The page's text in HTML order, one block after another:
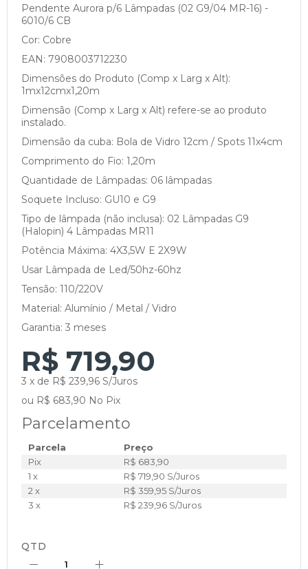
Pendente Aurora p/6 Lâmpadas (02 G9/04 MR-16) -
6010/6 CB
Cor: Cobre
EAN: 7908003712230
Dimensões do Produto (Comp x Larg x Alt):
1mx12cmx1,20m
Dimensão (Comp x Larg x Alt) refere-se ao produto
instalado.
Dimensão da cuba: Bola de Vidro 12cm / Spots 11x4cm
Comprimento do Fio: 1,20m
Quantidade de Lâmpadas: 06 lâmpadas
Soquete Incluso: GU10 e G9
Tipo de lâmpada (não inclusa): 02 Lâmpadas G9
(Halopin) 4 Lâmpadas MR11
Potência Máxima: 4X3,5W E 2X9W
Usar Lâmpada de Led/50hz-60hz
Tensão: 110/220V
Material: Alumínio / Metal / Vidro
Garantia: 3 meses
R$ 719,90
3 x de R$ 239,96 S/Juros
ou R$ 683,90 No Pix
Parcelamento
Parcela
Preço
Pix
R$ 683,90
1 x
R$ 719,90 S/Juros
2 x
R$ 359,95 S/Juros
3 x
R$ 239,96 S/Juros
QTD